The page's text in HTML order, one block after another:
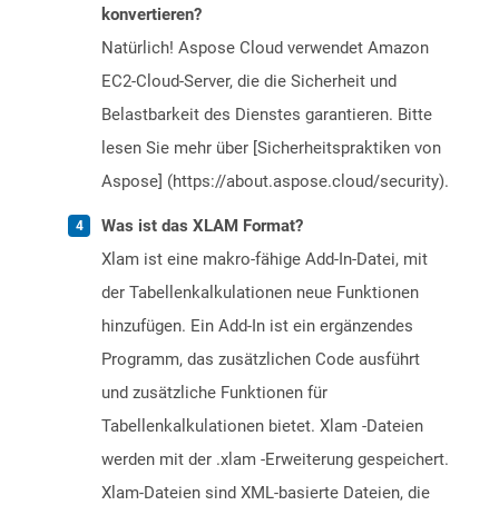
konvertieren?
Natürlich! Aspose Cloud verwendet Amazon
EC2-Cloud-Server, die die Sicherheit und
Belastbarkeit des Dienstes garantieren. Bitte
lesen Sie mehr über [Sicherheitspraktiken von
Aspose] (https://about.aspose.cloud/security).
Was ist das XLAM Format?
Xlam ist eine makro-fähige Add-In-Datei, mit
der Tabellenkalkulationen neue Funktionen
hinzufügen. Ein Add-In ist ein ergänzendes
Programm, das zusätzlichen Code ausführt
und zusätzliche Funktionen für
Tabellenkalkulationen bietet. Xlam -Dateien
werden mit der .xlam -Erweiterung gespeichert.
Xlam-Dateien sind XML-basierte Dateien, die